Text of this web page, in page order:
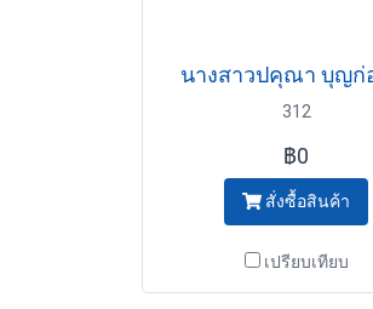
นางสาวปคุณา บุญก่
312
฿0
สั่งซื้อสินค้า
เปรียบเทียบ